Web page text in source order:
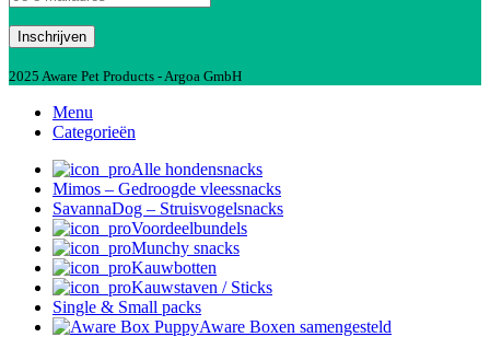
2025 Aware Pet Products - Argoa GmbH
Menu
Categorieën
Alle hondensnacks
Mimos – Gedroogde vleessnacks
SavannaDog – Struisvogelsnacks
Voordeelbundels
Munchy snacks
Kauwbotten
Kauwstaven / Sticks
Single & Small packs
Aware Boxen samengesteld